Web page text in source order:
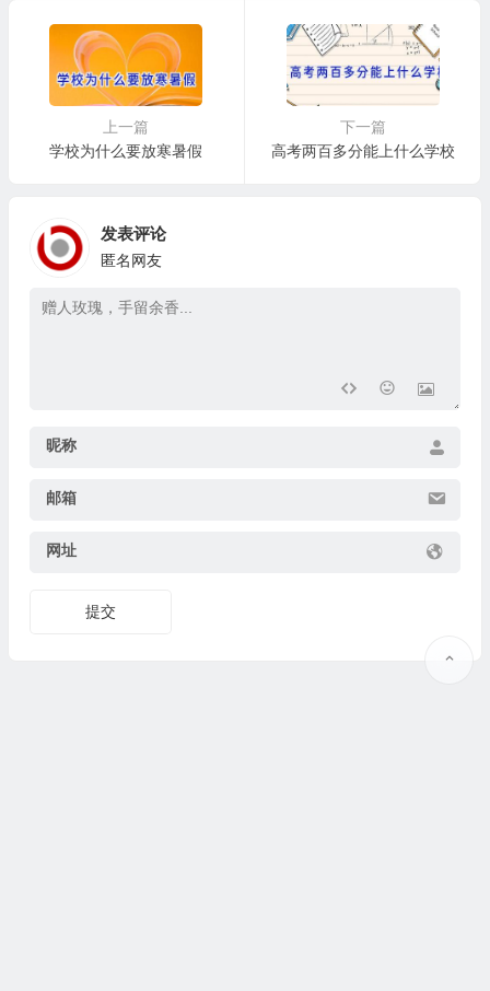
上一篇
学校为什么要放寒暑假
下一篇
高考两百多分能上什么学校
发表评论
匿名网友
昵称
邮箱
网址
提交